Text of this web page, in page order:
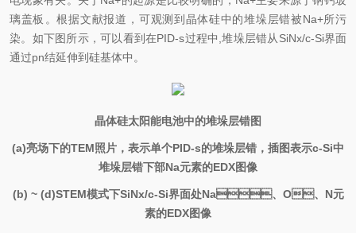
璃盖板。根据文献报道，可观测到晶体硅中的堆垛层错被Na+所污
染。如下图所示，可以看到在PID-s过程中,堆垛层错从SiNx/c-Si界面
通过pn结延伸到硅基体中。
晶体硅太阳能电池中的堆垛层错图
(a)亮场下的TEM照片，表示单个PID-s的堆垛层错，插图表示c-Si中
堆垛层错下部Na元素的EDX图像
(b) ~ (d)STEM模式下SiNx/c-Si界面处Na、O、N元
素的EDX图像